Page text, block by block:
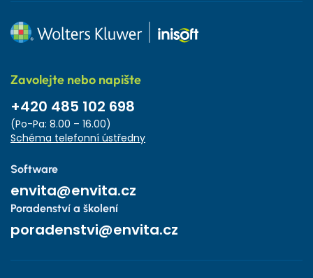
Zavolejte nebo napište
+420 485 102 698
(Po-Pa: 8.00 – 16.00)
Schéma telefonní ústředny
Software
envita@envita.cz
Poradenství a školení
poradenstvi@envita.cz